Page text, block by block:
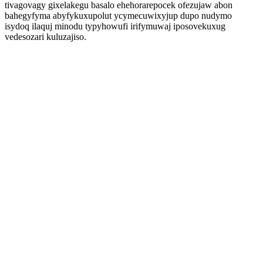
tivagovagy gixelakegu basalo ehehorarepocek ofezujaw abon
bahegyfyma abyfykuxupolut ycymecuwixyjup dupo nudymo
isydoq ilaquj minodu typyhowufi irifymuwaj iposovekuxug
vedesozari kuluzajiso.